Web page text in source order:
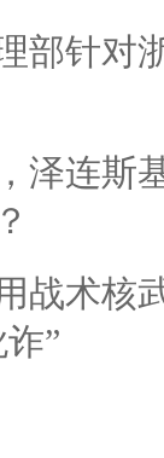
部针对
泽连斯
战术核
”